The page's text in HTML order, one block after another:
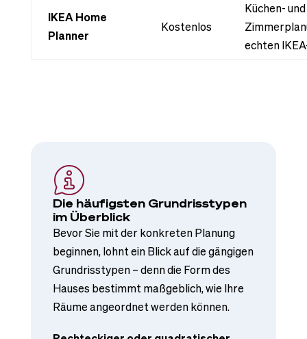
IKEA Home
Planner
Kostenlos
Küchen- und
echten
Die häufigsten Grundrisstypen
im Überblick
Bevor Sie mit der konkreten Planung
beginnen, lohnt ein Blick auf die gängigen
Grundrisstypen – denn die Form des
Hauses bestimmt maßgeblich, wie Ihre
Räume angeordnet werden können.